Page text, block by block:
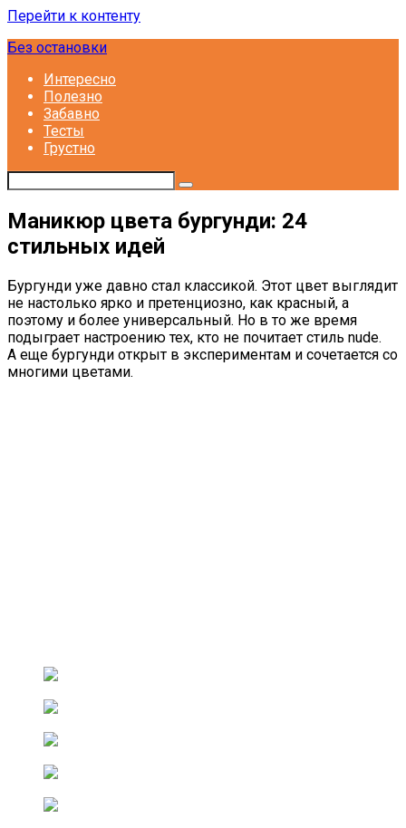
Перейти к контенту
Без остановки
Интересно
Полезно
Забавно
Тесты
Грустно
Маникюр цвета бургунди: 24
стильных идей
Бургунди уже давно стал классикой. Этот цвет выглядит
не настолько ярко и претенциозно, как красный, а
поэтому и более универсальный. Но в то же время
подыграет настроению тех, кто не почитает стиль nude.
А еще бургунди открыт в экспериментам и сочетается со
многими цветами.